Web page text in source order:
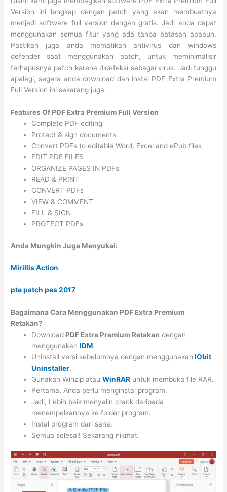
Version ini lengkap dengan patch yang akan membuatnya
menjadi software full version dengan gratis. Jadi anda dapat
menggunakan semua fitur yang ada tanpa batasan apapun.
Pastikan juga anda mematikan antivirus dan windows
defender saat menggunakan patch, untuk meminimalisir
terhapusnya patch karena dideteksi sebagai virus. Jadi tunggu
apalagi, segera anda download dan instal PDF Extra Premium
Full Version ini sekarang juga.
Features Of PDF Extra Premium Full Version
Complete PDF editing
Protect & sign documents
Convert PDFs to editable Word, Excel and ePub files
EDIT PDF FILES
ORGANIZE PAGES IN PDFs
READ & PRINT
CONVERT PDFs
VIEW & COMMENT
FILL & SIGN
PROTECT PDFs
Anda Mungkin Juga Menyukai:
Mirillis Action
pte patch pes 2017
Bagaimana Cara Menggunakan PDF Extra Premium
Retakan?
Download PDF Extra Premium Retakan dengan
menggunakanIDM
Uninstall versi sebelumnya dengan menggunakan IObit
Uninstaller.
Gunakan Winzip atauWinRAR untuk membuka file RAR.
Pertama, Anda perlu menginstal program.
Jadi, Lebih baik menyalin crack daripada
menempelkannya ke folder program.
Instal program dari sana.
Semua selesai! Sekarang nikmati